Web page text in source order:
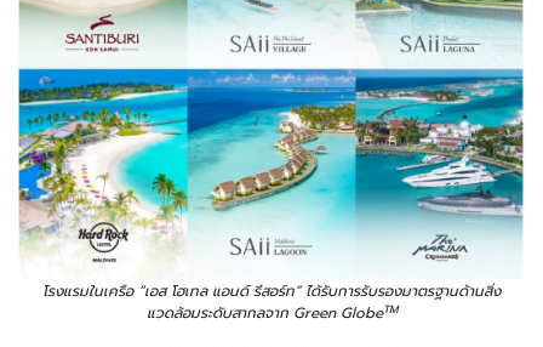
โรงแรมในเครือ “เอส โฮเทล แอนด์ รีสอร์ท” ได้รับการรับรองมาตรฐานด้านสิ่ง
แวดล้อมระดับสากลจาก Green GlobeTM